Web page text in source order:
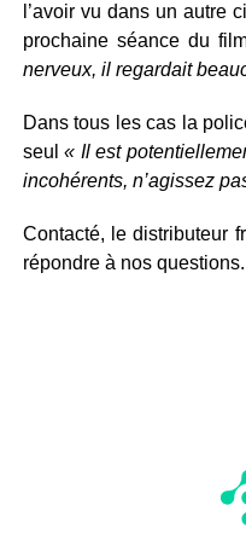
l’avoir vu dans un autre
prochaine séance du
nerveux, il regardait
Dans tous les cas la
seul« Il est
incohérents, n’agissez
Contacté, le distributeur
répondre à nos questions.